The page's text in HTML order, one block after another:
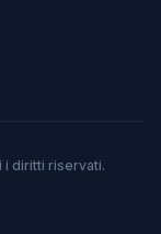
i diritti riservati.